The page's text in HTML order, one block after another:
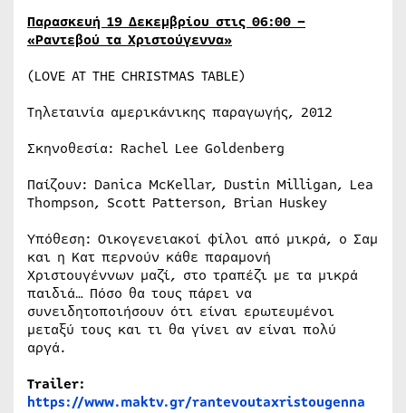
Παρασκευή 19 Δεκεμβρίου στις 06:00 –
«Ραντεβού τα Χριστούγεννα»
(LOVE AT THE CHRISTMAS TABLE)
Τηλεταινία αμερικάνικης παραγωγής, 2012
Σκηνοθεσία: Rachel Lee Goldenberg
Παίζουν: Danica McKellar, Dustin Milligan, Lea
Thompson, Scott Patterson, Brian Huskey
Υπόθεση: Οικογενειακοί φίλοι από μικρά, ο Σαμ
και η Κατ περνούν κάθε παραμονή
Χριστουγέννων μαζί, στο τραπέζι με τα μικρά
παιδιά… Πόσο θα τους πάρει να
συνειδητοποιήσουν ότι είναι ερωτευμένοι
μεταξύ τους και τι θα γίνει αν είναι πολύ
αργά.
Trailer:
https://www.maktv.gr/rantevoutaxristougenna